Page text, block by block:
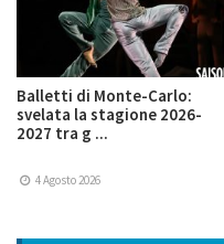
Balletti di Monte-Carlo:
svelata la stagione 2026-
2027 tra g ...
4 Agosto 2026